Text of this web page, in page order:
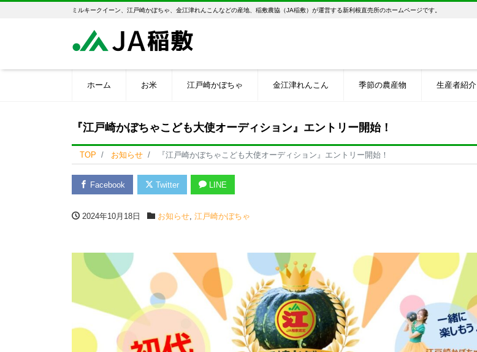
ミルキークイーン、江戸崎かぼちゃ、金江津れんこんなどの産地、稲敷農協（JA稲敷）が運営する新利根直売所のホームページです。
ホーム お米 江戸崎かぼちゃ 金江津れんこん 季節の農産物 生産者紹介
『江戸崎かぼちゃこども大使オーディション』エントリー開始！
TOP お知らせ 『江戸崎かぼちゃこども大使オーディション』エントリー開始！
Facebook Twitter LINE
2024年10月18日 お知らせ, 江戸崎かぼちゃ